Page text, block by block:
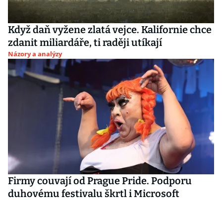
Když daň vyžene zlatá vejce. Kalifornie chce
zdanit miliardáře, ti raději utíkají
Názory a analýzy
Firmy couvají od Prague Pride. Podporu
duhovému festivalu škrtl i Microsoft